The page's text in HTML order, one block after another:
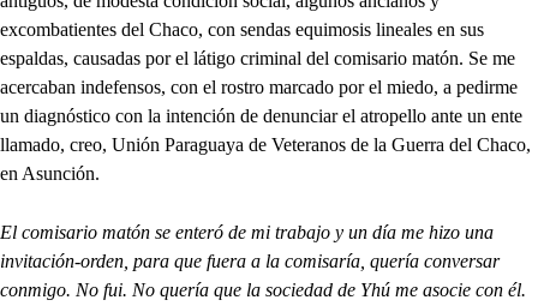
excombatientes del Chaco, con sendas equimosis lineales en sus
espaldas, causadas por el látigo criminal del comisario matón. Se me
acercaban indefensos, con el rostro marcado por el miedo, a pedirme
un diagnóstico con la intención de denunciar el atropello ante un ente
llamado, creo, Unión Paraguaya de Veteranos de la Guerra del Chaco,
en Asunción.
El comisario matón se enteró de mi trabajo y un día me hizo una
invitación-orden, para que fuera a la comisaría, quería conversar
conmigo. No fui. No quería que la sociedad de Yhú me asocie con él.